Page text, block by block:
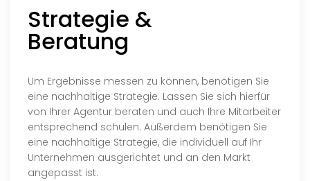
Strategie &
Beratung
Um Ergebnisse messen zu können, benötigen Sie
eine nachhaltige Strategie. Lassen Sie sich hierfür
von Ihrer Agentur beraten und auch Ihre Mitarbeiter
entsprechend schulen. Außerdem benötigen Sie
eine nachhaltige Strategie, die individuell auf Ihr
Unternehmen ausgerichtet und an den Markt
angepasst ist.